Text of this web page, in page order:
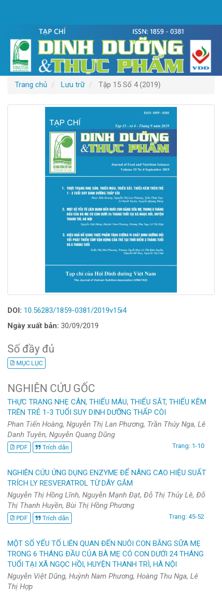
dung
chính
Thanh
bên
Trang chủ
Lưu trữ Tập 15 Số 4 (2019)
DOI: 10.56283/1859-0381/2019v15i4
Ngày xuất bản: 30/09/2019
Số đầy đủ
MỤC LỤC
NGHIÊN CỨU GỐC
THỰC TRẠNG NHẸ CÂN, THIẾU MÁU, THIẾU SẮT, THIẾU KẼM
TRÊN TRẺ 1-3 TUỔI SUY DINH DƯỠNG THẤP CÒI
Phan Tiến Hoàng, Nguyễn Thị Lan Phương, Trần Thúy Nga, Lê
Danh Tuyên, Nguyễn Quang Dũng
PDF Trích dẫn Trang: 1-10
NGHIÊN CỨU ỨNG DỤNG ENZYME ĐỂ NÂNG CAO HIỆU SUẤT
TRÍCH LY RESVERATROL TỪ DÂY GẮM
Nguyễn Thị Hồng Lĩnh, Nguyễn Mạnh Đạt, Đỗ Thị Thủy Lê, Đỗ
Thị Thanh Huyền, Bùi Thị Hồng Phương
PDF Trích dẫn Trang: 45-52
MỘT SỐ YẾU TỐ LIÊN QUAN ĐẾN NUÔI CON BẰNG SỮA MẸ
TRONG 6 THÁNG ĐẦU CỦA BÀ MẸ CÓ CON DƯỚI 24 THÁNG
TUỔI TẠI XÃ NGỌC HỒI, HUYỆN THANH TRÌ, HÀ NỘI
Nguyễn Việt Dũng, Huỳnh Nam Phương, Hoàng Thu Nga, Lê
Thị Hợp